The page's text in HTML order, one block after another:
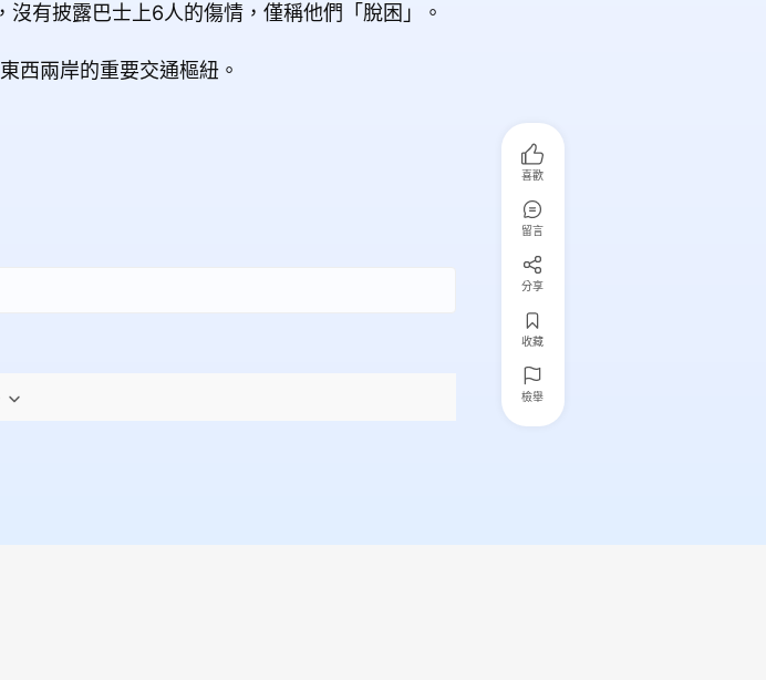
有披露巴士上6人的傷情，僅稱他們「脫困」。
西兩岸的重要交通樞紐。
喜歡
留言
分享
收藏
檢舉